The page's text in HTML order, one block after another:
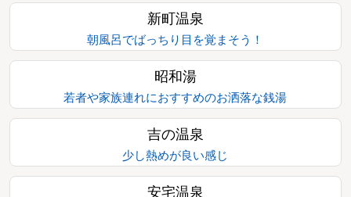
新町温泉
朝風呂でばっちり目を覚まそう！
昭和湯
若者や家族連れにおすすめのお洒落な銭湯
吉の温泉
少し熱めが良い感じ
安宅温泉